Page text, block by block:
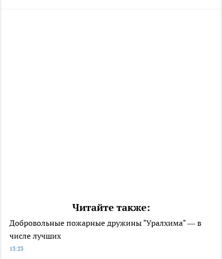
Читайте также:
Добровольные пожарные дружины "Уралхима" — в
числе лучших
13:23